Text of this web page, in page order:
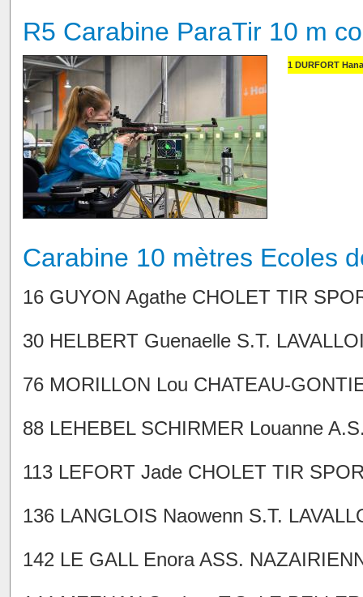
R5 Carabine ParaTir 10 m
1 DURFORT
Carabine 10 mètres Ecoles
16 GUYON Agathe CHOLET TIR
30 HELBERT Guenaelle S.T.
76 MORILLON Lou CHATEAU-
88 LEHEBEL SCHIRMER Louanne
113 LEFORT Jade CHOLET TIR
136 LANGLOIS Naowenn S.T.
142 LE GALL Enora ASS.